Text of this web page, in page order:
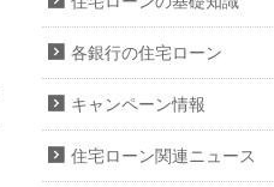
各銀行の住宅ローン
キャンペーン情報
住宅ローン関連ニュース